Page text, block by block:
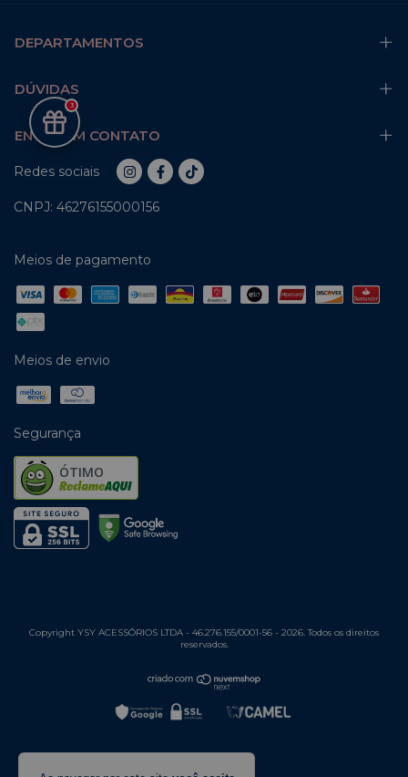
DEPARTAMENTOS
DÚVIDAS
ENTRE EM CONTATO
Redes sociais
CNPJ: 46276155000156
Meios de pagamento
Meios de envio
Segurança
ÓTIMO
Copyright YSY ACESSÓRIOS LTDA - 46.276.155/0001-56 - 2026. Todos os direitos
reservados.
3